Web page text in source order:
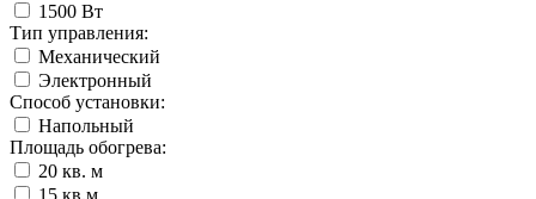
1500 Вт
Тип управления:
Механический
Электронный
Способ установки:
Напольный
Площадь обогрева:
20 кв. м